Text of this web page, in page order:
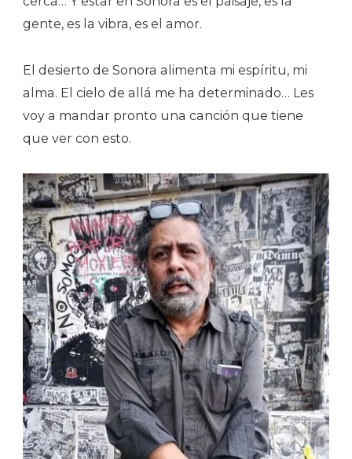
gente, es la vibra, es el amor.
El desierto de Sonora alimenta mi espíritu, mi
alma. El cielo de allá me ha determinado… Les
voy a mandar pronto una canción que tiene
que ver con esto.